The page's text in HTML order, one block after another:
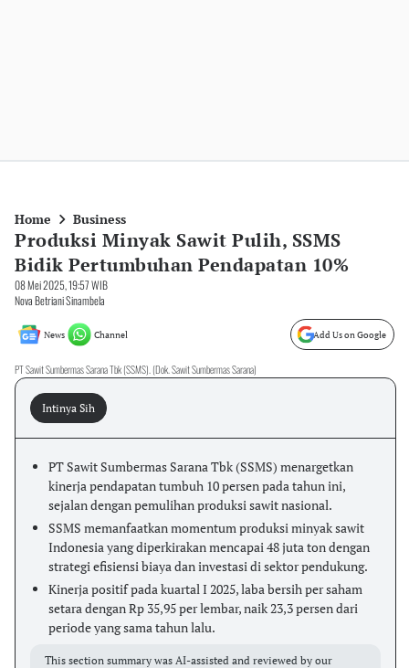
Home Business
Produksi Minyak Sawit Pulih, SSMS
Bidik Pertumbuhan Pendapatan 10%
08 Mei 2025, 19:57 WIB
Nova Betriani Sinambela
News Channel Add Us on Google
PT Sawit Sumbermas Sarana Tbk (SSMS). (Dok. Sawit Sumbermas Sarana)
Intinya Sih
PT Sawit Sumbermas Sarana Tbk (SSMS) menargetkan
kinerja pendapatan tumbuh 10 persen pada tahun ini,
sejalan dengan pemulihan produksi sawit nasional.
SSMS memanfaatkan momentum produksi minyak sawit
Indonesia yang diperkirakan mencapai 48 juta ton dengan
strategi efisiensi biaya dan investasi di sektor pendukung.
Kinerja positif pada kuartal I 2025, laba bersih per saham
setara dengan Rp 35,95 per lembar, naik 23,3 persen dari
periode yang sama tahun lalu.
This section summary was AI-assisted and reviewed by our